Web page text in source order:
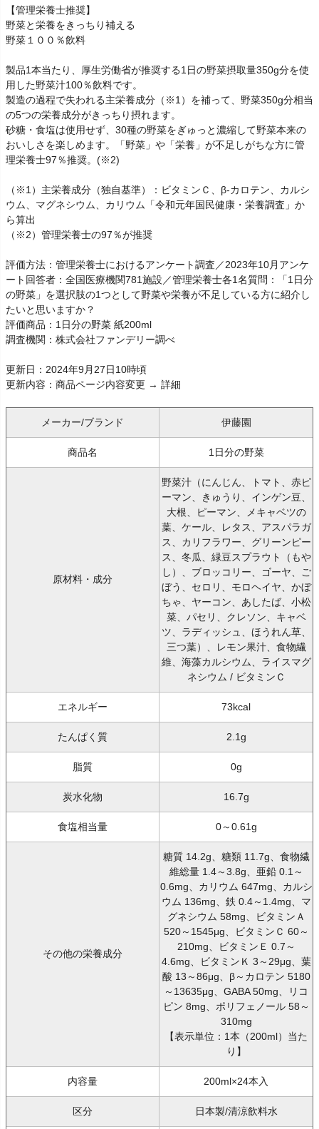
【管理栄養士推奨】
野菜と栄養をきっちり補える
野菜１００％飲料
製品1本当たり、厚生労働省が推奨する1日の野菜摂取量350g分を使
用した野菜汁100％飲料です。
製造の過程で失われる主栄養成分（※1）を補って、野菜350g分相当
の5つの栄養成分がきっちり摂れます。
砂糖・食塩は使用せず、30種の野菜をぎゅっと濃縮して野菜本来の
おいしさを楽しめます。「野菜」や「栄養」が不足しがちな方に管
理栄養士97％推奨。(※2)
（※1）主栄養成分（独自基準）：ビタミンＣ、β-カロテン、カルシ
ウム、マグネシウム、カリウム「令和元年国民健康・栄養調査」か
ら算出
（※2）管理栄養士の97％が推奨
評価方法：管理栄養士におけるアンケート調査／2023年10月アンケ
ート回答者：全国医療機関781施設／管理栄養士各1名質問：「1日分
の野菜」を選択肢の1つとして野菜や栄養が不足している方に紹介し
たいと思いますか？
評価商品：1日分の野菜 紙200ml
調査機関：株式会社ファンデリー調べ
更新日：2024年9月27日10時頃
更新内容：商品ページ内容変更 → 詳細
メーカー/ブランド 伊藤園
商品名 1日分の野菜
原材料・成分
野菜汁（にんじん、トマト、赤ピ
ーマン、きゅうり、インゲン豆、
大根、ピーマン、メキャベツの
葉、ケール、レタス、アスパラガ
ス、カリフラワー、グリーンピー
ス、冬瓜、緑豆スプラウト（もや
し）、ブロッコリー、ゴーヤ、ご
ぼう、セロリ、モロヘイヤ、かぼ
ちゃ、ヤーコン、あしたば、小松
菜、パセリ、クレソン、キャベ
ツ、ラディッシュ、ほうれん草、
三つ葉）、レモン果汁、食物繊
維、海藻カルシウム、ライスマグ
ネシウム / ビタミンＣ
エネルギー 73kcal
たんぱく質 2.1g
脂質 0g
炭水化物 16.7g
食塩相当量 0～0.61g
その他の栄養成分
糖質 14.2g、糖類 11.7g、食物繊
維総量 1.4～3.8g、亜鉛 0.1～
0.6mg、カリウム 647mg、カルシ
ウム 136mg、鉄 0.4～1.4mg、マ
グネシウム 58mg、ビタミンＡ
520～1545μg、ビタミンＣ 60～
210mg、ビタミンＥ 0.7～
4.6mg、ビタミンＫ 3～29μg、葉
酸 13～86μg、β～カロテン 5180
～13635μg、GABA 50mg、リコ
ピン 8mg、ポリフェノール 58～
310mg
【表示単位：1本（200ml）当た
り】
内容量 200ml×24本入
区分 日本製/清涼飲料水